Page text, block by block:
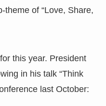
theme of “Love, Share,
this year. President
in his talk “Think
last October: